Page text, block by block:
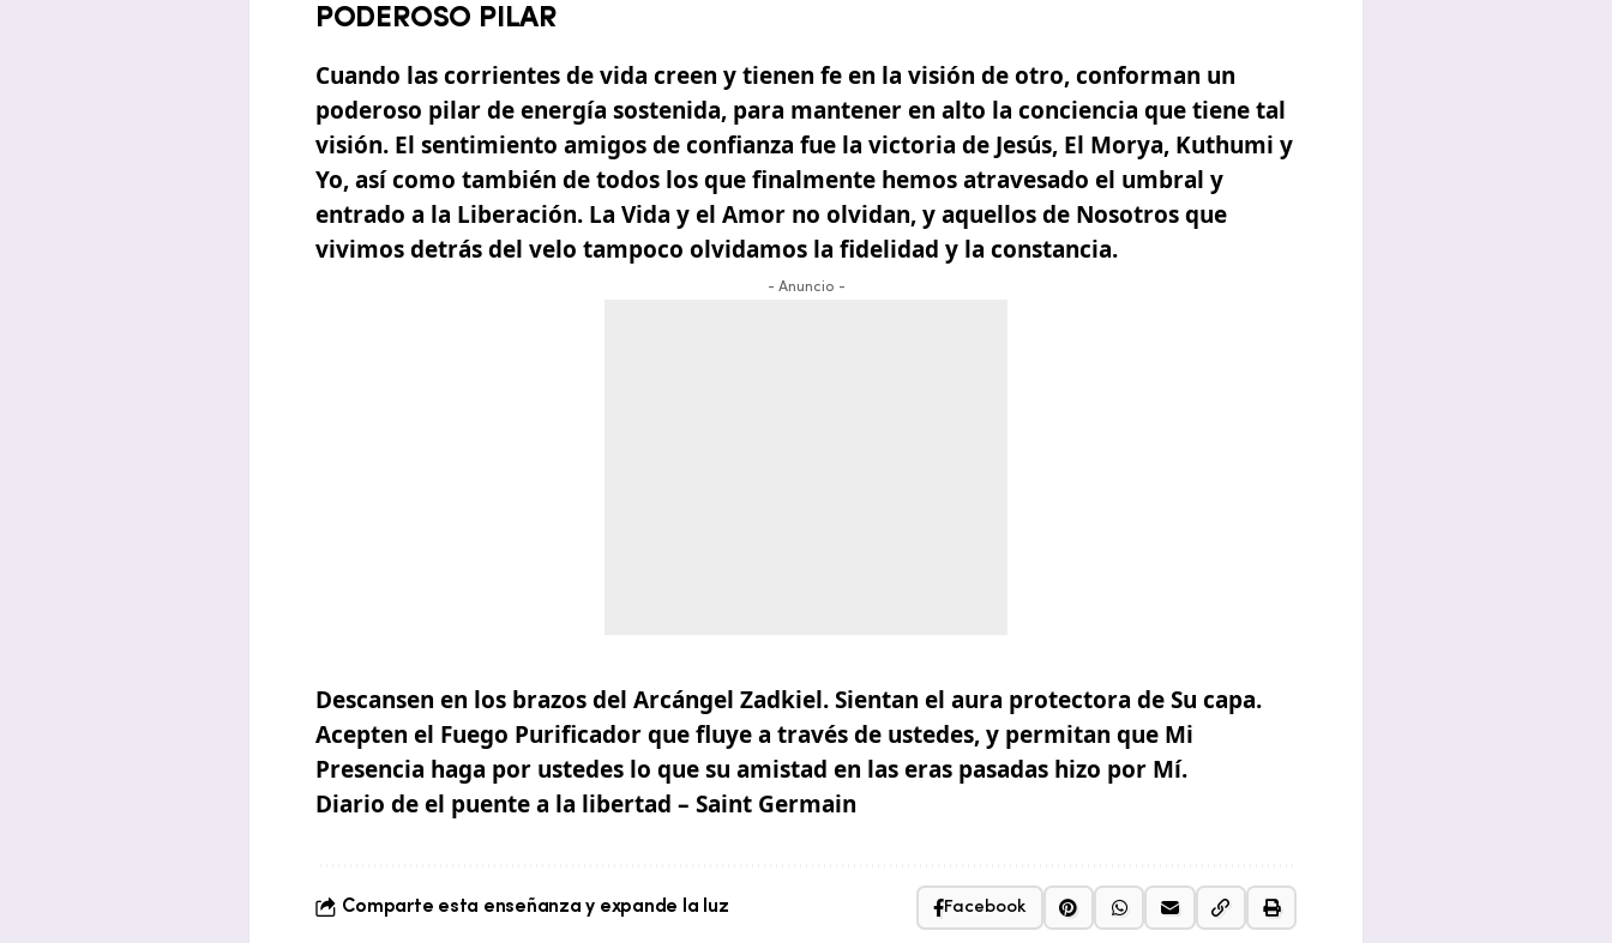
PODEROSO PILAR
Cuando las corrientes de vida creen y tienen fe en la visión de otro, conforman un
poderoso pilar de energía sostenida, para mantener en alto la conciencia que tiene tal
visión. El sentimiento amigos de confianza fue la victoria de Jesús, El Morya, Kuthumi y
Yo, así como también de todos los que finalmente hemos atravesado el umbral y
entrado a la Liberación. La Vida y el Amor no olvidan, y aquellos de Nosotros que
vivimos detrás del velo tampoco olvidamos la fidelidad y la constancia.
- Anuncio -
Descansen en los brazos del Arcángel Zadkiel. Sientan el aura protectora de Su capa.
Acepten el Fuego Purificador que fluye a través de ustedes, y permitan que Mi
Presencia haga por ustedes lo que su amistad en las eras pasadas hizo por Mí.
Diario de el puente a la libertad – Saint Germain
Comparte esta enseñanza y expande la luz Facebook